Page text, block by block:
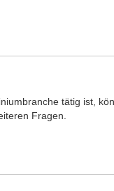
tätig ist,
Fragen.